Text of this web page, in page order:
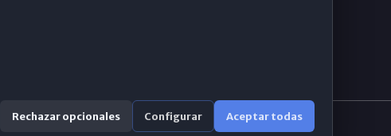
Rechazar opcionales Configurar Aceptar todas